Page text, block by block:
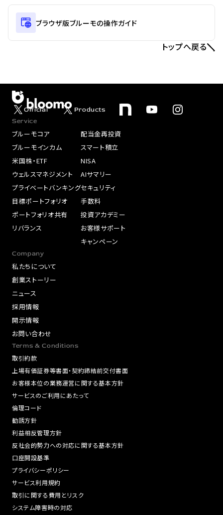
ブラウザ版ブルーモの操作ガイド
トップへ戻る
Official
Products
Service
ブルーモコア
ブルーモインカム
米国株・ETF
ウェルスマネジメント
プライベートバンキング
目標ポートフォリオ
ポートフォリオ共有
リバランス
配当金再投資
スマート積立
NISA
AIサマリー
セキュリティ
手数料
投資アカデミー
お客様サポート
キャンペーン
Company
私たちについて
創業ストーリー
ニュース
採用情報
開示情報
お問い合わせ
Terms & Conditions
取引約款
上場有価証券等書面・契約締結前交付書面
お客様本位の業務運営に関する基本方針
サービスのご利用にあたって
倫理コード
勧誘方針
利益相反管理方針
反社会的勢力への対応に関する基本方針
口座開設基準
プライバシーポリシー
サービス利用規約
取引に関する費用とリスク
システム障害時の対応